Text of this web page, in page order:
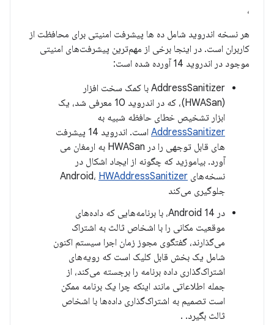
،
هر نسخه اندروید شامل ده ها پیشرفت امنیتی برای محافظت از
کاربران است. در اینجا برخی از مهم‌ترین پیشرفت‌های امنیتی
موجود در اندروید 14 آورده شده است:
AddressSanitizer با کمک سخت افزار
(HWASan)، که در اندروید 10 معرفی شد، یک
ابزار تشخیص خطای حافظه شبیه به
AddressSanitizer
است. اندروید 14 پیشرفت
های قابل توجهی را در HWASan به ارمغان می
آورد. بیاموزید که چگونه از ایجاد اشکال در
نسخه‌های Android، HWAddressSanitizer
جلوگیری می‌کند
در Android 14، با برنامه‌هایی که داده‌های
موقعیت مکانی را با اشخاص ثالث به اشتراک
می‌گذارند، گفتگوی مجوز زمان اجرا سیستم اکنون
شامل یک بخش قابل کلیک است که رویه‌های
اشتراک‌گذاری داده برنامه را برجسته می‌کند، از
جمله اطلاعاتی مانند اینکه چرا یک برنامه ممکن
است تصمیم به اشتراک‌گذاری داده‌ها با اشخاص
ثالث بگیرد. .